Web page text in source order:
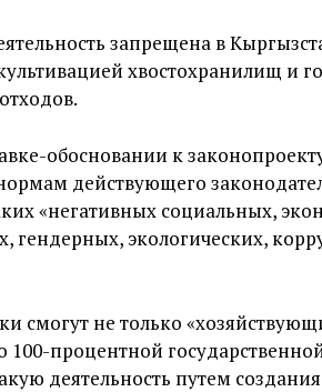
запрещена в
хвостохранилищ и
обосновании к
действующего
«негативных социальных,
гендерных, экологических,
смогут не только
100-процентной
деятельность путем